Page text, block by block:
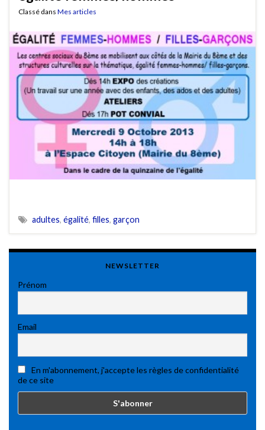
Classé dans Mes articles
adultes, égalité, filles, garçon
NEWSLETTER
Prénom
Email
En m'abonnement, j'accepte les règles de confidentialité
de ce site